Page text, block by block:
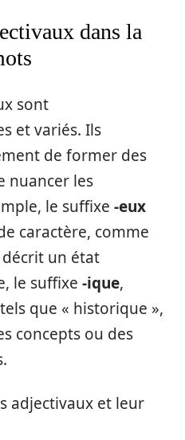
dans la
sont
et variés. Ils
de former des
nuancer les
le suffixe -eux
caractère, comme
un état
le suffixe -ique,
que « historique »,
concepts ou des
adjectivaux et leur